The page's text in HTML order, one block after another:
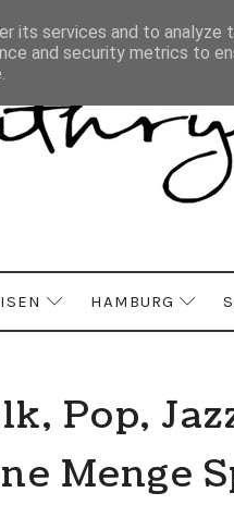
HAMBURG
Pop,
Menge
its services and to analyze
and security metrics to